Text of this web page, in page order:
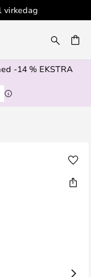
virkedag
-14 % EKSTRA